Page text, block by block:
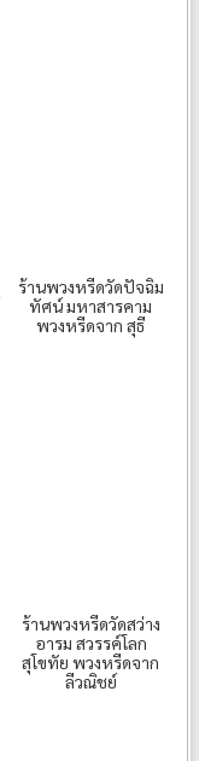
ร้านพวงหรีดวัดปัจฉิม
ทัศน์ มหาสารคาม
พวงหรีดจาก สุธี
ร้านพวงหรีดวัดสว่าง
อารม สวรรค์โลก
สุโขทัย พวงหรีดจาก
ลีวณิชย์